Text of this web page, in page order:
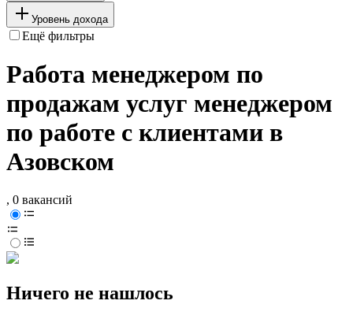
Уровень дохода
Ещё фильтры
Работа менеджером по
продажам услуг менеджером
по работе с клиентами в
Азовском
, 0 вакансий
Ничего не нашлось